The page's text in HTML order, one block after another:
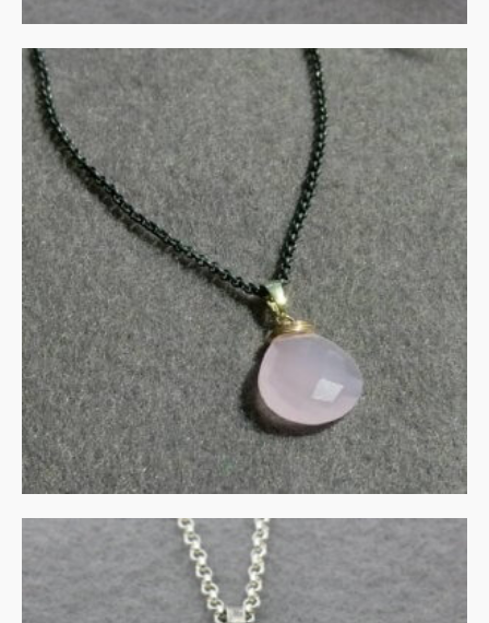
Rozenkwarts in gezwart
zilver met goud
€135.00
IN WINKELMAND